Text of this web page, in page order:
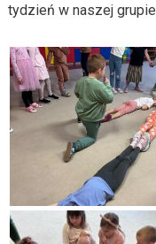
tydzień w naszej